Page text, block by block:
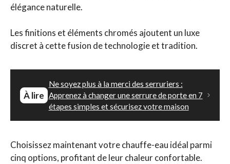
élégance naturelle.
Les finitions et éléments chromés ajoutent un luxe
discret à cette fusion de technologie et tradition.
À lire
Ne soyez plus à la merci des serruriers :
Apprenez à changer une serrure de porte en 7
étapes simples et sécurisez votre maison
Choisissez maintenant votre chauffe-eau idéal parmi
cinq options, profitant de leur chaleur confortable.